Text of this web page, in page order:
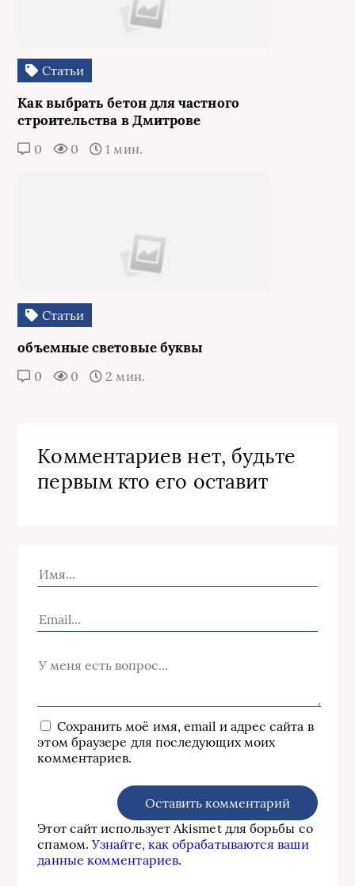
Статьи
Как выбрать бетон для частного
строительства в Дмитрове
0 0 1 мин.
Статьи
объемные световые буквы
0 0 2 мин.
Комментариев нет, будьте
первым кто его оставит
Сохранить моё имя, email и адрес сайта в
этом браузере для последующих моих
комментариев.
Этот сайт использует Akismet для борьбы со
спамом.Узнайте, как обрабатываются ваши
данные комментариев.